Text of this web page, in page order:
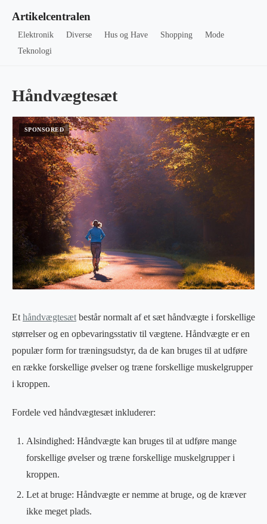
Artikelcentralen
Elektronik Diverse Hus og Have Shopping
Mode
Teknologi
Håndvægtesæt
Et håndvægtesæt består normalt af et sæt håndvægte i forskellige
størrelser og en opbevaringsstativ til vægtene. Håndvægte er en
populær form for træningsudstyr, da de kan bruges til at udføre
en række forskellige øvelser og træne forskellige muskelgrupper
i kroppen.
Fordele ved håndvægtesæt inkluderer:
Alsindighed: Håndvægte kan bruges til at udføre mange
forskellige øvelser og træne forskellige muskelgrupper i
kroppen.
Let at bruge: Håndvægte er nemme at bruge, og de kræver
ikke meget plads.